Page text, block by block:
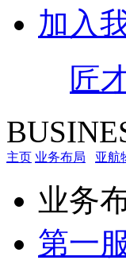
加入
匠
主页 业务布局 亚航
业务
第一